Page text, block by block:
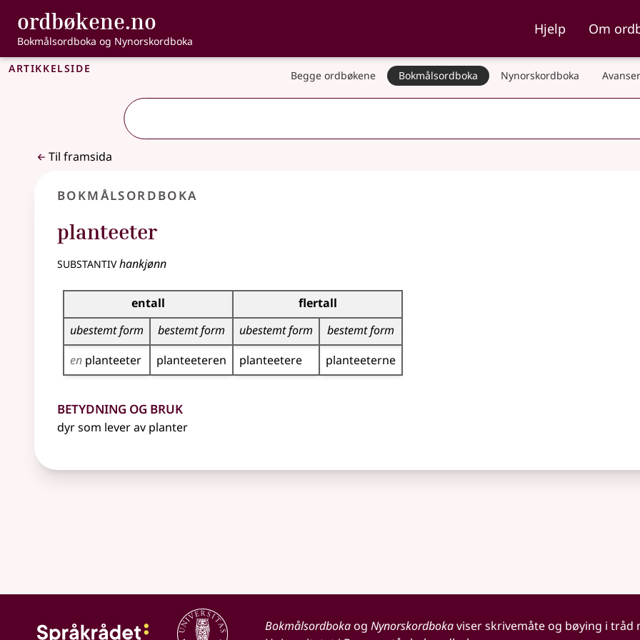
Gå til hovudinnhald
Tilgjenge
ordbøkene.no , Bokmålsordboka og Nynorskordboka
Bokmålsordboka og Nynorskordboka
Hjelp Om
Artikkelside Begge ordbøkene Bokmålsordboka Nynorskordboka
Til framsida
Bokmålsordboka
planteeter
substantivhankjønn
Bøyingstabell for dette substantivet
entall
flertall
ubestemt form
bestemt form ubestemt form
bestemt form
en planteeter planteeteren planteetere planteeterne
Betydning og bruk
dyr som lever av planter
Bokmålsordbokaog Nynorskordbokaviser skrivemåte og bøying i tråd